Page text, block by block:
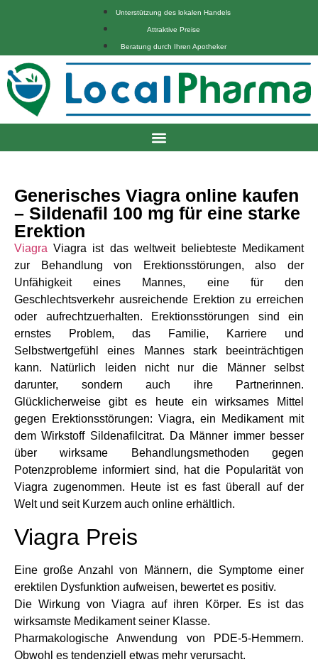
Unterstützung des lokalen Handels
Attraktive Preise
Beratung durch Ihren Apotheker
Generisches Viagra online kaufen
– Sildenafil 100 mg für eine starke
Erektion
Viagra Viagra ist das weltweit beliebteste Medikament
zur Behandlung von Erektionsstörungen, also der
Unfähigkeit eines Mannes, eine für den
Geschlechtsverkehr ausreichende Erektion zu erreichen
oder aufrechtzuerhalten. Erektionsstörungen sind ein
ernstes Problem, das Familie, Karriere und
Selbstwertgefühl eines Mannes stark beeinträchtigen
kann. Natürlich leiden nicht nur die Männer selbst
darunter, sondern auch ihre Partnerinnen.
Glücklicherweise gibt es heute ein wirksames Mittel
gegen Erektionsstörungen: Viagra, ein Medikament mit
dem Wirkstoff Sildenafilcitrat. Da Männer immer besser
über wirksame Behandlungsmethoden gegen
Potenzprobleme informiert sind, hat die Popularität von
Viagra zugenommen. Heute ist es fast überall auf der
Welt und seit Kurzem auch online erhältlich.
Viagra Preis
Eine große Anzahl von Männern, die Symptome einer
erektilen Dysfunktion aufweisen, bewertet es positiv.
Die Wirkung von Viagra auf ihren Körper. Es ist das
wirksamste Medikament seiner Klasse.
Pharmakologische Anwendung von PDE-5-Hemmern.
Obwohl es tendenziell etwas mehr verursacht.